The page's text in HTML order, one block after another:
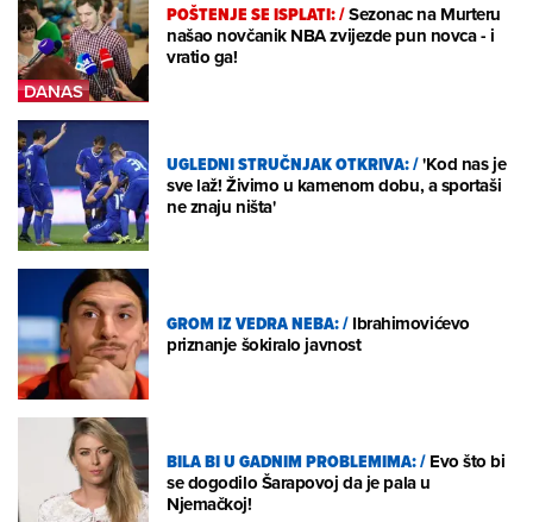
POŠTENJE SE ISPLATI:/Sezonac na Murteru
našao novčanik NBA zvijezde pun novca - i
vratio ga!
UGLEDNI STRUČNJAK OTKRIVA:/'Kod nas je
sve laž! Živimo u kamenom dobu, a sportaši
ne znaju ništa'
GROM IZ VEDRA NEBA:/Ibrahimovićevo
priznanje šokiralo javnost
BILA BI U GADNIM PROBLEMIMA:/Evo što bi
se dogodilo Šarapovoj da je pala u
Njemačkoj!